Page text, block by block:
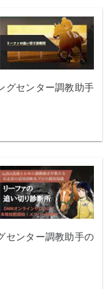
グセンター調教助手
センター調教助手の